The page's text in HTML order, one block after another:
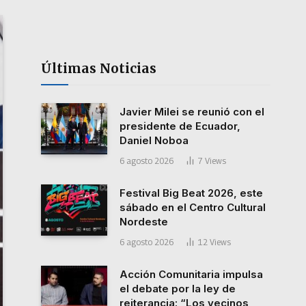
Últimas Noticias
Javier Milei se reunió con el
presidente de Ecuador,
Daniel Noboa
6 agosto 2026 7 Views
Festival Big Beat 2026, este
sábado en el Centro Cultural
Nordeste
6 agosto 2026 12 Views
Acción Comunitaria impulsa
el debate por la ley de
reiterancia: “Los vecinos